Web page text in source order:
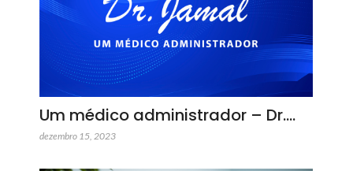
Um médico administrador – Dr.…
dezembro 15, 2023